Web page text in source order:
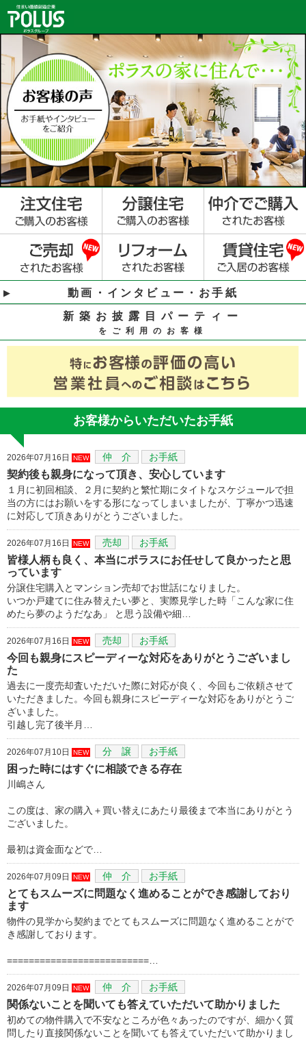
動画・インタビュー・お手紙
新築お披露目パーティー
をご利用のお客様
お客様からいただいたお手紙
2026年07月16日 NEW 仲 介 お手紙
契約後も親身になって頂き、安心しています
１月に初回相談、２月に契約と繁忙期にタイトなスケジュールで担
当の方にはお願いをする形になってしまいましたが、丁寧かつ迅速
に対応して頂きありがとうございました。
2026年07月16日 NEW 売却 お手紙
皆様人柄も良く、本当にポラスにお任せして良かったと思
っています
分譲住宅購入とマンション売却でお世話になりました。
いつか戸建てに住み替えたい夢と、実際見学した時「こんな家に住
めたら夢のようだなあ」 と思う設備や細…
2026年07月16日 NEW 売却 お手紙
今回も親身にスピーディーな対応をありがとうございまし
た
過去に一度売却査いただいた際に対応が良く、今回もご依頼させて
いただきました。今回も親身にスピーディーな対応をありがとうご
ざいました。
引越し完了後半月…
2026年07月10日 NEW 分 譲 お手紙
困った時にはすぐに相談できる存在
川嶋さん
この度は、家の購入＋買い替えにあたり最後まで本当にありがとう
ございました。
最初は資金面などで…
2026年07月09日 NEW 仲 介 お手紙
とてもスムーズに問題なく進めることができ感謝しており
ます
物件の見学から契約までとてもスムーズに問題なく進めることがで
き感謝しております。
==========================…
2026年07月09日 NEW 仲 介 お手紙
関係ないことを聞いても答えていただいて助かりました
初めての物件購入で不安なところが色々あったのですが、細かく質
問したり直接関係ないことを聞いても答えていただいて助かりまし